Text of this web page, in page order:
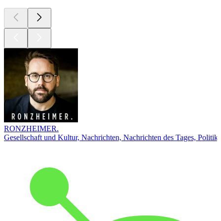
RONZHEIMER.
Gesellschaft und Kultur, Nachrichten, Nachrichten des Tages, Politik